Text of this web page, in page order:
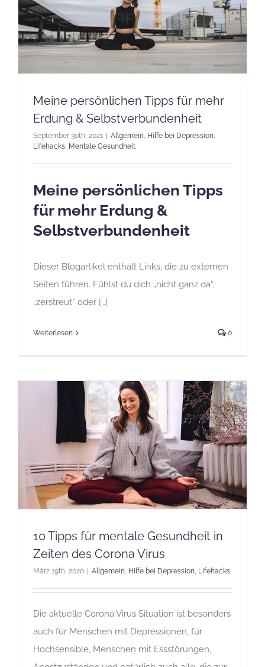
Meine persönlichen Tipps für mehr
Erdung & Selbstverbundenheit
September 30th, 2021 Allgemein, Hilfe bei Depression,
Lifehacks, Mentale Gesundheit
Meine persönlichen Tipps
für mehr Erdung &
Selbstverbundenheit
Dieser Blogartikel enthält Links, die zu externen
Seiten führen. Fühlst du dich „nicht ganz da“,
„zerstreut“ oder […]
Weiterlesen 0
10 Tipps für mentale Gesundheit in
Zeiten des Corona Virus
März 19th, 2020 Allgemein, Hilfe bei Depression, Lifehacks
Die aktuelle Corona Virus Situation ist besonders
auch für Menschen mit Depressionen, für
Hochsensible, Menschen mit Essstörungen,